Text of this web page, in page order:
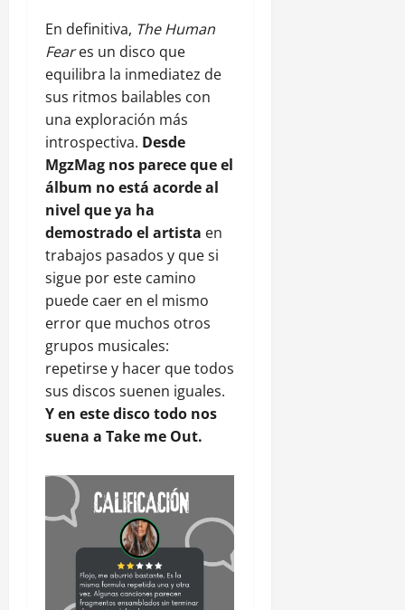
En definitiva, The Human
Feares un disco que
equilibra la inmediatez de
sus ritmos bailables con
una exploración más
introspectiva. Desde
MgzMag nos parece que el
álbum no está acorde al
nivel que ya ha
demostrado el artista en
trabajos pasados y que si
sigue por este camino
puede caer en el mismo
error que muchos otros
grupos musicales:
repetirse y hacer que todos
sus discos suenen iguales.
Y en este disco todo nos
suena a Take me Out.